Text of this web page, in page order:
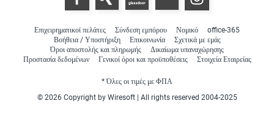
Επιχειρηματικοί πελάτες Σύνδεση εμπόρου Νομικό
office-365
Βοήθεια / Υποστήριξη
Επικοινωνία
Σχετικά με εμάς
Όροι αποστολής και πληρωμής
Δικαίωμα υπαναχώρησης
Προστασία δεδομένων
Γενικοί όροι και προϋποθέσεις Στοιχεία Εταιρείας
* Όλες οι τιμές με ΦΠΑ
© 2026 Copyright by Wiresoft | All rights reserved 2004-2025